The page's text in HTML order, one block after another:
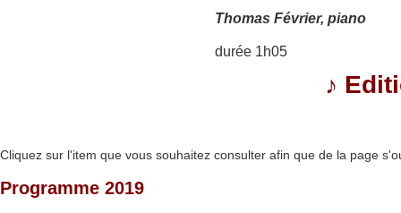
Thomas Février, piano
durée 1h05
♪
Cliquez sur l'item que vous souhaitez consulter afin que de la page
Programme 2019